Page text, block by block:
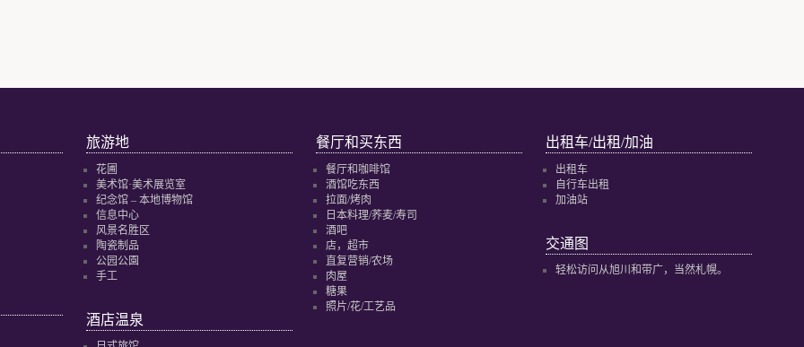
旅游地
花圃
美术馆·美术展览室
纪念馆 – 本地博物馆
信息中心
风景名胜区
陶瓷制品
公园公園
手工
酒店温泉
餐厅和买东西
餐厅和咖啡馆
酒馆吃东西
拉面/烤肉
日本料理/荞麦/寿司
酒吧
店，超市
直复营销/农场
肉屋
糖果
照片/花/工艺品
出租车/出租/加油
出租车
自行车出租
加油站
交通图
轻松访问从旭川和带广，当然札幌。